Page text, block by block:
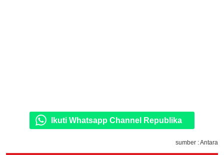
Ikuti Whatsapp Channel Republika
sumber : Antara